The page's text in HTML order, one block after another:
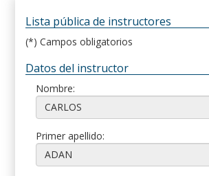
Lista pública de instructores
(*) Campos obligatorios
Datos del instructor
Nombre:
Primer apellido: